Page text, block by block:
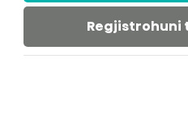
Regjistrohuni